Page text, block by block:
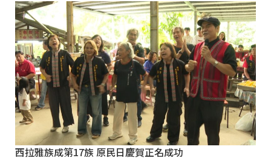
西拉雅族成第17族 原民日慶賀正名成功